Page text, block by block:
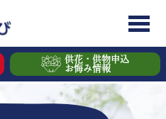
供花・供物申込
お悔み情報